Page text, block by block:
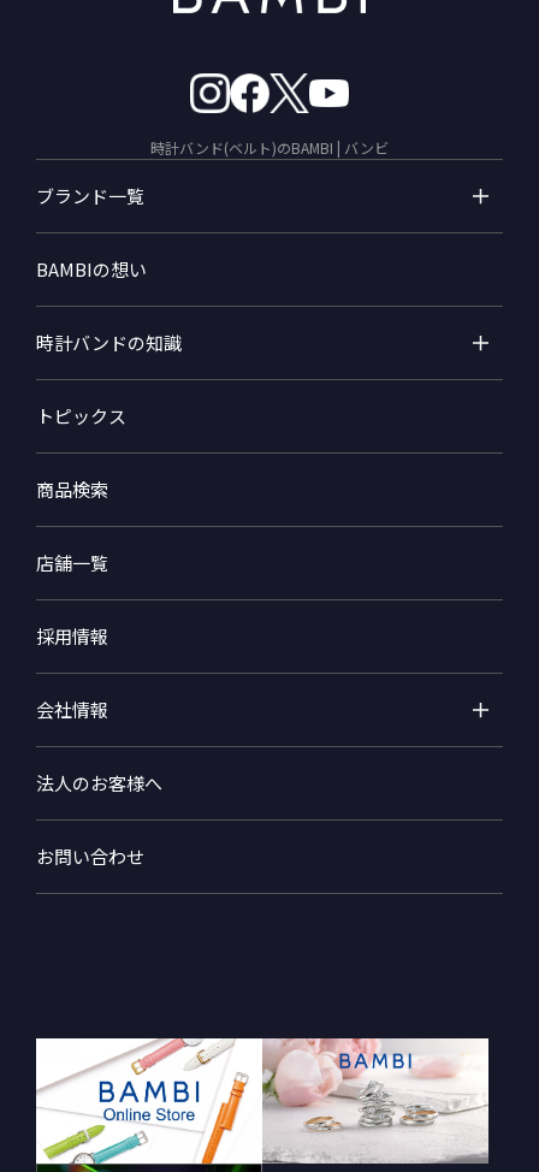
時計バンド(ベルト)のBAMBI | バンビ
ブランド一覧
BAMBIの想い
時計バンドの知識
トピックス
商品検索
店舗一覧
採用情報
会社情報
法人のお客様へ
お問い合わせ